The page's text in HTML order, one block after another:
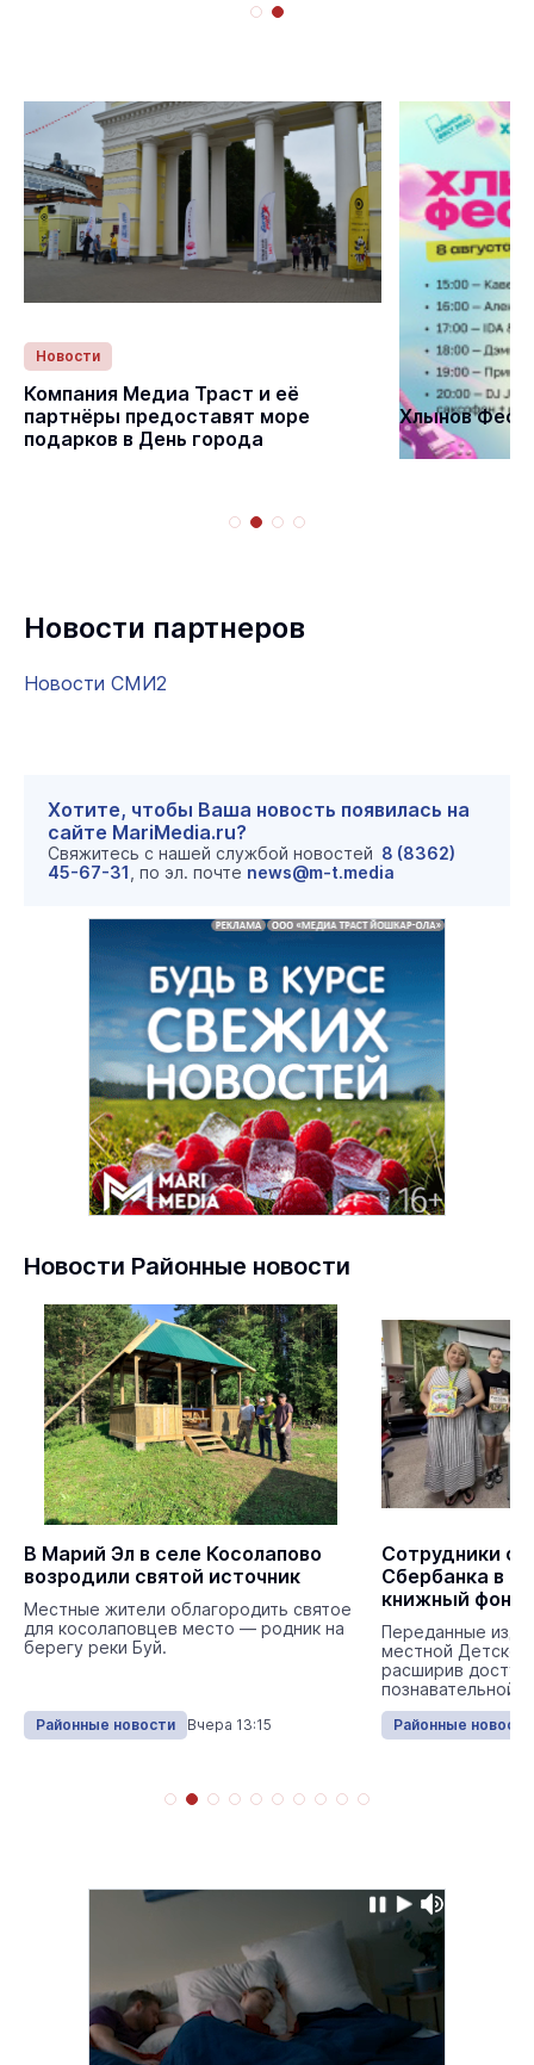
Новости
Компания Медиа Траст и её
партнёры предоставят море
подарков в День города
Статьи
Хлынов Фест
Новости партнеров
Новости СМИ2
Хотите, чтобы Ваша новость появилась на
сайте MariMedia.ru?
Свяжитесь с нашей службой новостей 8 (8362)
45-67-31 , по эл. почте news@m-t.media
Новости Районные новости
В Марий Эл в селе Косолапово
возродили святой источник
Местные жители облагородить святое
для косолаповцев место — родник на
берегу реки Буй.
Районные новости Вчера 13:15
Сотрудники
Сбербанка в
книжный фонд
библиотеки в
Переданные
местной Детской
расширив доступ
познавательной
Районные новости